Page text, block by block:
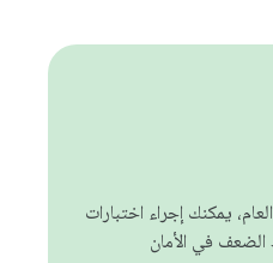
يمكنك إجراء اختبارات
في الأمان